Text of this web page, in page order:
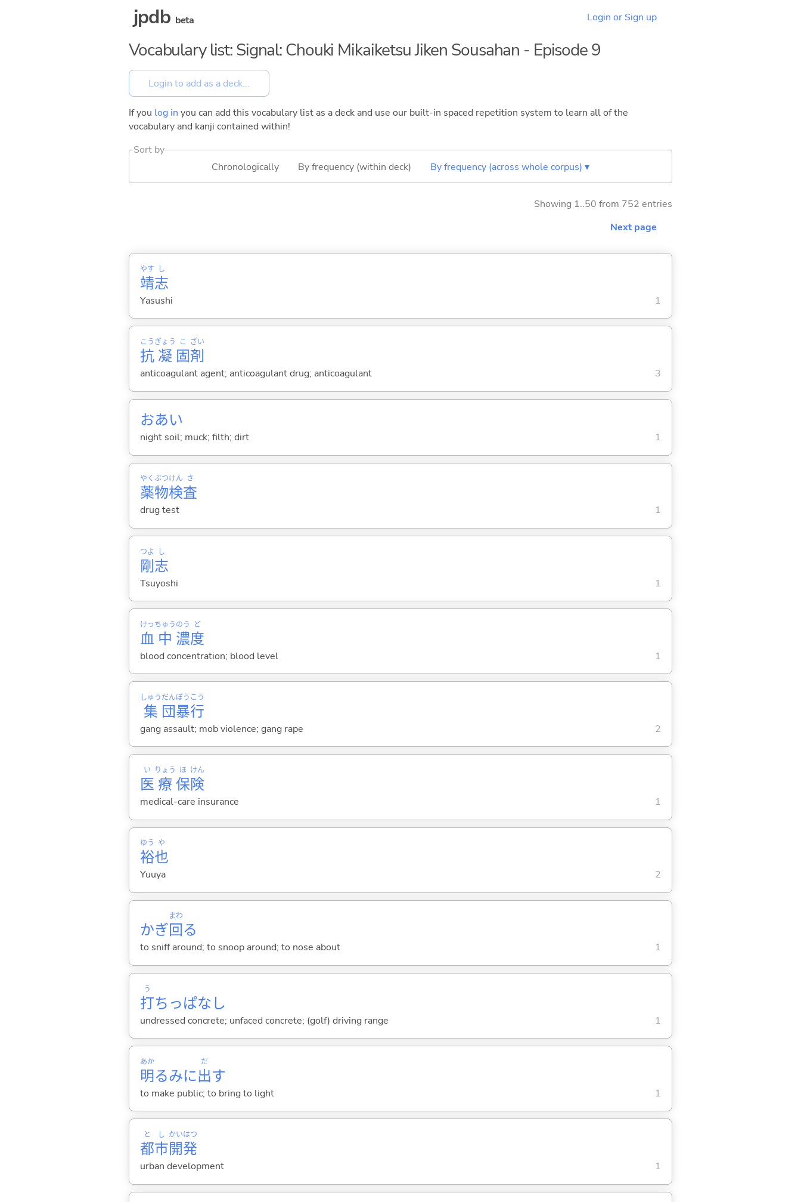
jpdb beta Login or Sign up
Vocabulary list: Signal: Chouki Mikaiketsu Jiken Sousahan - Episode 9
If you log in you can add this vocabulary list as a deck and use our built-in spaced repetition system to learn all of the
vocabulary and kanji contained within!
Sort by
Chronologically
By frequency (within deck) By frequency (across whole corpus) ▾
Showing 1..50 from 752 entries
Next page
靖
やす
志
し
Yasushi 1
抗
こう
凝
ぎょう
固
こ
剤
ざい
anticoagulant agent; anticoagulant drug; anticoagulant 3
おあい
night soil; muck; filth; dirt 1
薬
やく
物
ぶつ
検
けん
査
さ
drug test 1
剛
つよ
志
し
Tsuyoshi 1
血
けっ
中
ちゅう
濃
のう
度
ど
blood concentration; blood level 1
集
しゅう
団
だん
暴
ぼう
行
こう
gang assault; mob violence; gang rape 2
医
い
療
りょう
保
ほ
険
けん
medical-care insurance 1
裕
ゆう
也
や
Yuuya 2
かぎ回
まわ
る
to sniff around; to snoop around; to nose about 1
打
う
ちっぱなし
undressed concrete; unfaced concrete; (golf) driving range 1
明
あか
るみに出
だ
す
to make public; to bring to light 1
都
と
市
し
開
かい
発
はつ
urban development 1